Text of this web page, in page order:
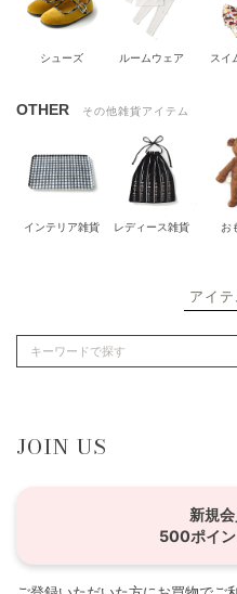
シューズ ルームウェア スイ
OTHER その他雑貨アイテム
インテリア雑貨 レディース雑貨 お
アイ
JOIN US
新規
500ポイン